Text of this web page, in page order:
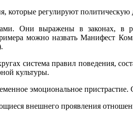
которые регулируют
Они выражены в законах, в
можно назвать Манифест
система правил поведения,
культуры.
эмоциональное
внешнего проявления